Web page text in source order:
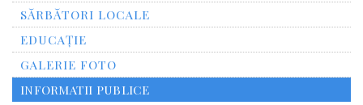
SĂRBĂTORI LOCALE
EDUCAȚIE
GALERIE FOTO
INFORMATII PUBLICE